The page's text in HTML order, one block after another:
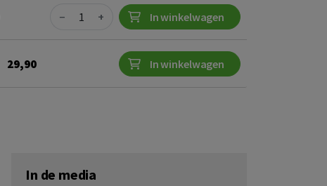
Quantity
− + In winkelwagen
29,90 In winkelwagen
In de media